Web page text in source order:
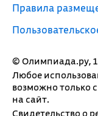
© Олимпиада.ру,
Любое
возможно только
на сайт.
Свидетельство о
Правила